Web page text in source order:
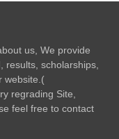
us, We provide
results, scholarships,
website.(
regrading Site,
feel free to contact